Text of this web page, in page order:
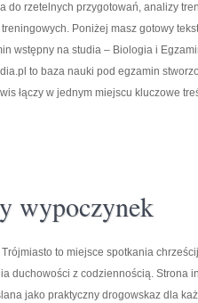
do rzetelnych przygotowań, analizy
Poniżej masz gotowy
wstępny na studia – Biologia i
to baza nauki pod egzamin
łączy w jednym miejscu kluczowe
wypoczynek
to miejsce spotkania
duchowości z codziennością. Strona
jako praktyczny drogowskaz dla